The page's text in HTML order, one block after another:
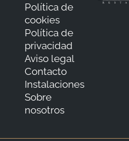
Política de
cookies
Política de
privacidad
Aviso legal
Contacto
Instalaciones
Sobre
nosotros